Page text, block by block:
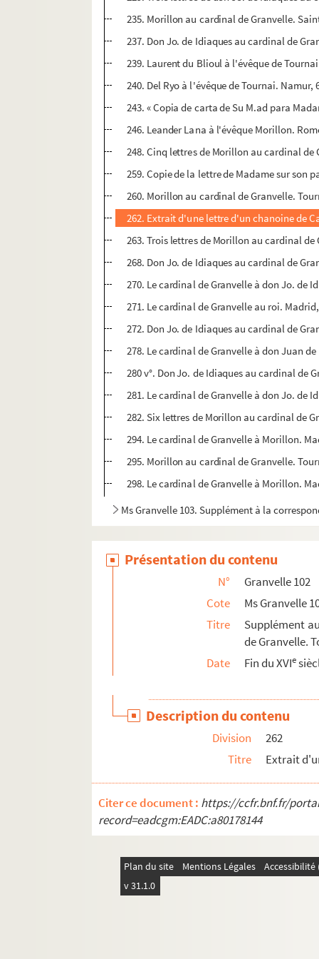
235. Morillon au cardinal de Granvelle.
237. Don Jo. de Idiaques au cardinal de
239. Laurent du Blioul à l'évêque de
240. Del Ryo à l'évêque de Tournai. Namur,
243. « Copia de carta de Su M.ad para
246. Leander Lana à l'évêque Morillon.
248. Cinq lettres de Morillon au cardinal
259. Copie de la lettre de Madame sur son
260. Morillon au cardinal de Granvelle.
262. Extrait d'une lettre d'un chanoine de
263. Trois lettres de Morillon au cardinal
268. Don Jo. de Idiaques au cardinal de
270. Le cardinal de Granvelle à don Jo. de
271. Le cardinal de Granvelle au roi.
272. Don Jo. de Idiaques au cardinal de
278. Le cardinal de Granvelle à don Juan
280 v°. Don Jo. de Idiaques au cardinal de
281. Le cardinal de Granvelle à don Jo. de
282. Six lettres de Morillon au cardinal de
294. Le cardinal de Granvelle à Morillon.
295. Morillon au cardinal de Granvelle.
298. Le cardinal de Granvelle à Morillon.
Ms Granvelle 103. Supplément à la
Présentation du contenu
N°
Granvelle 102
Cote
Ms Granvelle
Titre
Supplément
de Granvelle.
Date
Fin du XVIe
Description du contenu
Division
262
Titre
Extrait
Citer ce document : https://ccfr.bnf.fr/
record=eadcgm:EADC:a80178144
Plan du site Mentions Légales
v 31.1.0